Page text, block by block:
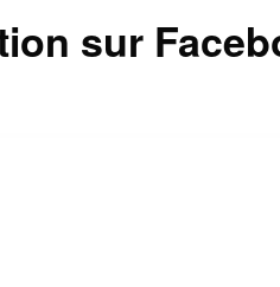
Martineau, elle partage
sa capacité à susciter la
sur